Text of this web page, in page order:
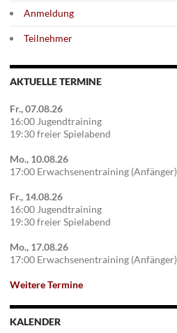
Anmeldung
Teilnehmer
AKTUELLE TERMINE
Fr., 07.08.26
16:00 Jugendtraining
19:30 freier Spielabend
Mo., 10.08.26
17:00 Erwachsenentraining (Anfänger)
Fr., 14.08.26
16:00 Jugendtraining
19:30 freier Spielabend
Mo., 17.08.26
17:00 Erwachsenentraining (Anfänger)
Weitere Termine
KALENDER